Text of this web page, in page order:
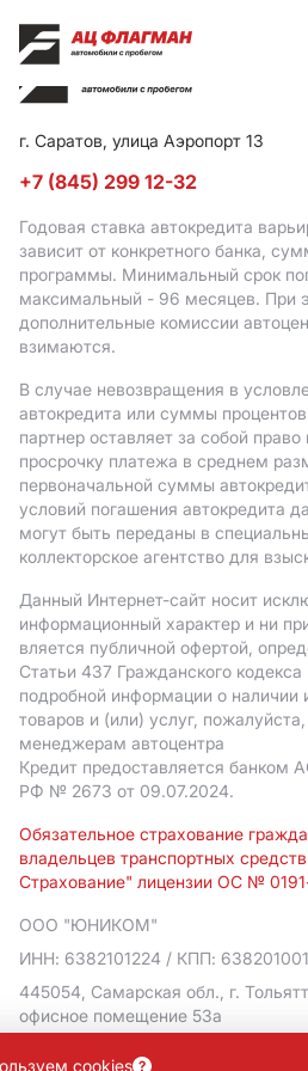
г. Саратов, улица Аэропорт 13
+7 (845) 299 12-32
Годовая ставка автокредита
зависит от конкретного банка,
программы. Минимальный срок
максимальный - 96 месяцев. При
дополнительные комиссии
взимаются.
В случае невозвращения в
автокредита или суммы
партнер оставляет за собой
просрочку платежа в среднем
первоначальной суммы
условий погашения автокредита
могут быть переданы в
коллекторское агентство для
Данный Интернет-сайт носит
информационный характер и ни
вляется публичной офертой,
Статьи 437 Гражданского
подробной информации о наличии
товаров и (или) услуг,
менеджерам автоцентра
Кредит предоставляется банком
РФ № 2673 от 09.07.2024.
Обязательное страхование
владельцев транспортных
Страхование" лицензии ОС №
ООО "ЮНИКОМ"
ИНН: 6382101224 / КПП: 638201001
445054, Самарская обл., г.
офисное помещение 53а
Политика в отношении обработки
cookies